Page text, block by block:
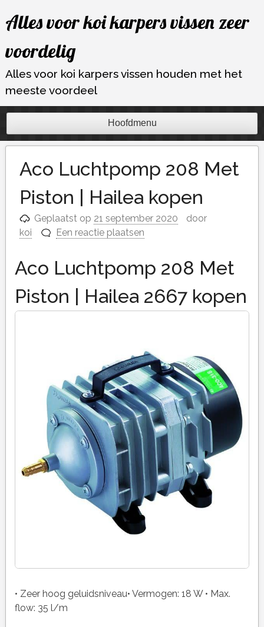
naar
inhoud
Alles voor koi karpers vissen zeer
voordelig
Alles voor koi karpers vissen houden met het
meeste voordeel
Hoofdmenu
Aco Luchtpomp 208 Met
Piston | Hailea kopen
Geplaatst op 21 september 2020
door
koi
Een reactie plaatsen
Aco Luchtpomp 208 Met
Piston | Hailea 2667 kopen
• Zeer hoog geluidsniveau• Vermogen: 18 W • Max.
flow: 35 l/m